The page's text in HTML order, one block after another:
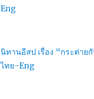
Eng
นิทานอีสป เรื่อง “กระต่าย
ไทย-Eng